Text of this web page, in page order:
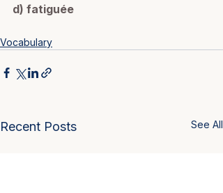
d) fatiguée
Vocabulary
Recent Posts See All